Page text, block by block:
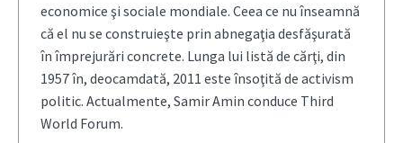
economice şi sociale mondiale. Ceea ce nu înseamnă
că el nu se construieşte prin abnegaţia desfăşurată
în împrejurări concrete. Lunga lui listă de cărţi, din
1957 în, deocamdată, 2011 este însoţită de activism
politic. Actualmente, Samir Amin conduce Third
World Forum.